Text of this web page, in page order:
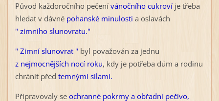
Původ každoročního pečení vánočního cukroví je třeba
hledat v dávné pohanské minulosti a oslavách
" zimního slunovratu."
" Zimní slunovrat " byl považován za jednu
z nejmocnějších nocí roku, kdy je potřeba dům a rodinu
chránit před temnými silami.
Připravovaly se ochranné pokrmy a obřadní pečivo,